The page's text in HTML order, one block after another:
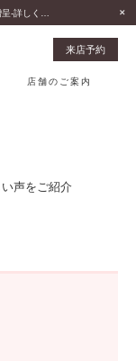
来店予約
店舗のご案内
声をご紹介